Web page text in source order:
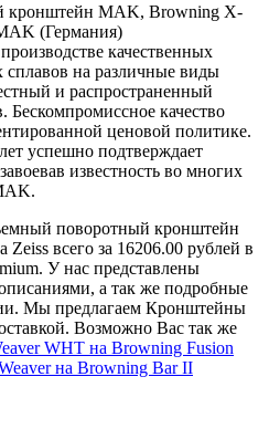
кронштейн MAK, Browning X-
(Германия)
качественных
сплавов на различные виды
и распространенный
Бескомпромиссное качество
ценовой политике.
успешно подтверждает
известность во многих
поворотный кронштейн
всего за 16206.00 рублей в
У нас представлены
а так же подробные
Мы предлагаем Кронштейны
Возможно Вас так же
WHT на Browning Fusion
на Browning Bar II